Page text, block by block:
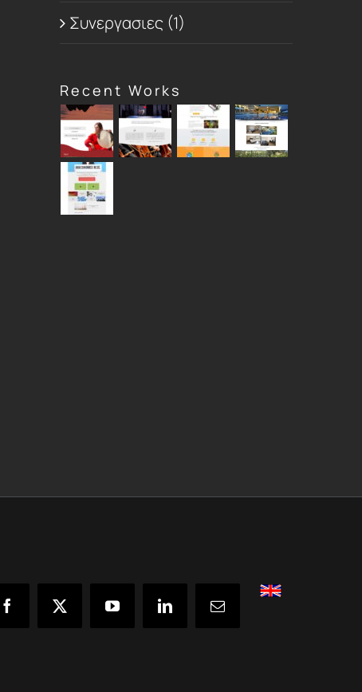
Συνεργασιες (1)
Recent Works
FacebookX YouTubeLinkedInEmail
English